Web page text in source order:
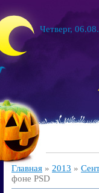
Четверг,
Главная » 2013 »
фоне PSD